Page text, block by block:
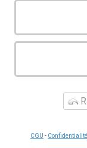
CGU - Confidentialité